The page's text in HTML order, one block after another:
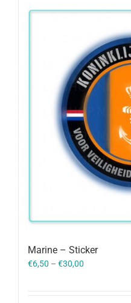
Marine – Sticker
€6,50 – €30,00